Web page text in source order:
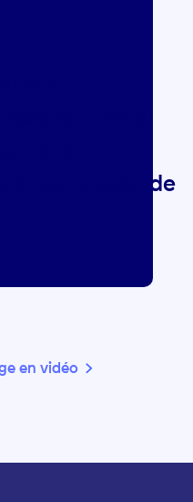
et
nous
des
avoir besoin de
en vidéo